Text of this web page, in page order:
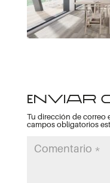
Enviar
Tu dirección de correo
campos obligatorios